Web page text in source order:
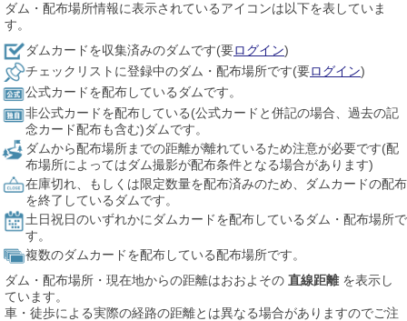
ダム・配布場所情報に表示されているアイコンは以下を表していま
す。
ダムカードを収集済みのダムです(要ログイン)
チェックリストに登録中のダム・配布場所です(要ログイン)
公式カードを配布しているダムです。
非公式カードを配布している(公式カードと併記の場合、過去の記
念カード配布も含む)ダムです。
ダムから配布場所までの距離が離れているため注意が必要です(配
布場所によってはダム撮影が配布条件となる場合があります)
在庫切れ、もしくは限定数量を配布済みのため、ダムカードの配布
を終了しているダムです。
土日祝日のいずれかにダムカードを配布しているダム・配布場所で
す。
複数のダムカードを配布している配布場所です。
ダム・配布場所・現在地からの距離はおおよその 直線距離を表示し
ています。
車・徒歩による実際の経路の距離とは異なる場合がありますのでご注